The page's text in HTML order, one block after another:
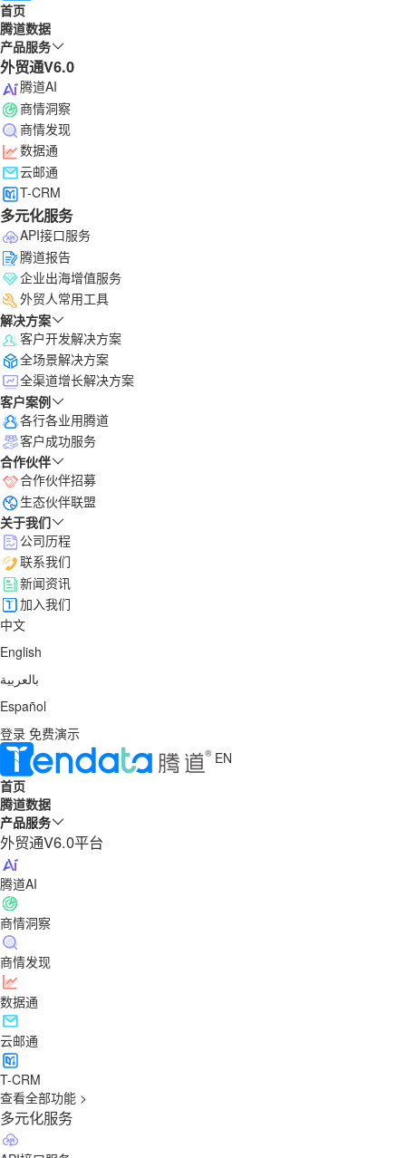
首页
腾道数据
产品服务
外贸通V6.0
腾道AI
商情洞察
商情发现
数据通
云邮通
T-CRM
多元化服务
API接口服务
腾道报告
企业出海增值服务
外贸人常用工具
解决方案
客户开发解决方案
全场景解决方案
全渠道增长解决方案
客户案例
各行各业用腾道
客户成功服务
合作伙伴
合作伙伴招募
生态伙伴联盟
关于我们
公司历程
联系我们
新闻资讯
加入我们
中文
English
بالعربية
Español
登录 免费演示
EN
首页
腾道数据
产品服务
外贸通V6.0平台
腾道AI
商情洞察
商情发现
数据通
云邮通
T-CRM
查看全部功能 >
多元化服务